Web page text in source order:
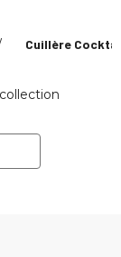
Cuillère